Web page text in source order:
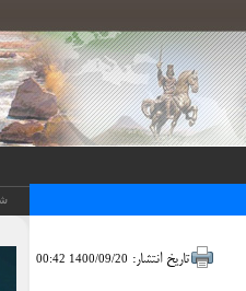
شنبه
تاریخ انتشار: 1400/09/20 00:42